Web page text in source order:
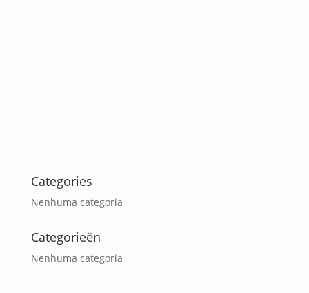
Categories
Nenhuma categoria
Categorieën
Nenhuma categoria